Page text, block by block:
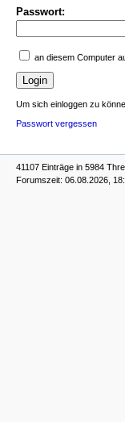
Passwort:
an diesem Computer
Um sich einloggen zu
Passwort vergessen
41107 Einträge in 5984
Forumszeit: 06.08.2026,